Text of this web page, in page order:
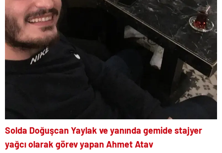
Solda Doğuşcan Yaylak ve yanında gemide stajyer
yağcı olarak görev yapan Ahmet Atav